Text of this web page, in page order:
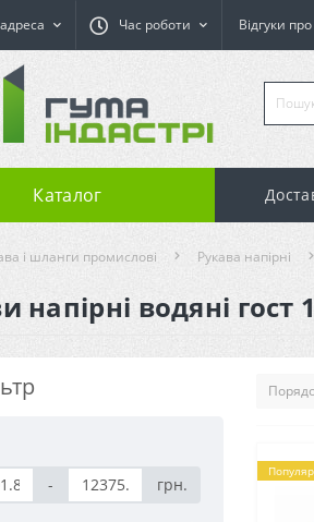
Час роботи Відгуки
Каталог
і шланги промислові Рукава напірні
напірні водяні гост
-
грн.